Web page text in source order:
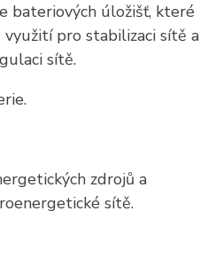
bateriových úložišť, které
využití pro stabilizaci sítě a
sítě.
zdrojů a
sítě.